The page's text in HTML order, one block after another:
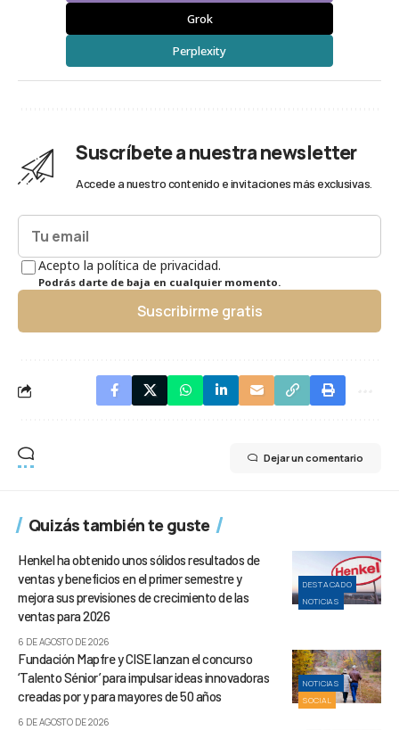
Grok
Perplexity
Suscríbete a nuestra newsletter
Accede a nuestro contenido e invitaciones más exclusivas.
Acepto la política de privacidad.
Podrás darte de baja en cualquier momento.
Suscribirme gratis
Dejar un comentario
Quizás también te guste
DESTACADO
NOTICIAS
Henkel ha obtenido unos sólidos resultados de
ventas y beneficios en el primer semestre y
mejora sus previsiones de crecimiento de las
ventas para 2026
6 DE AGOSTO DE 2026
NOTICIAS
SOCIAL
Fundación Mapfre y CISE lanzan el concurso
‘Talento Sénior’ para impulsar ideas innovadoras
creadas por y para mayores de 50 años
6 DE AGOSTO DE 2026